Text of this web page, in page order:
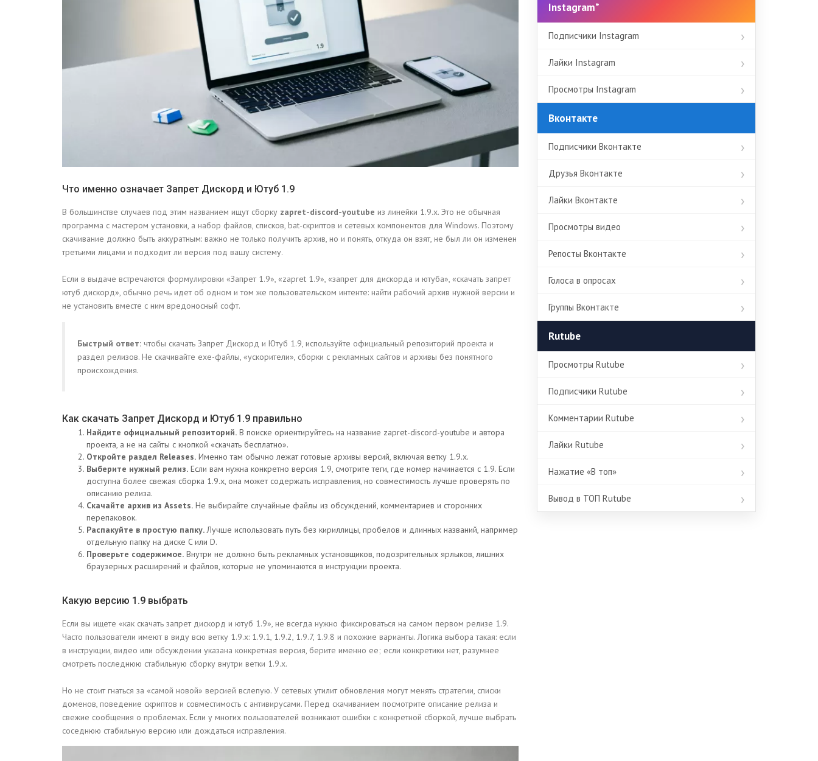
Что именно означает Запрет Дискорд и Ютуб 1.9
В большинстве случаев под этим названием ищут сборку zapret-discord-youtube из линейки 1.9.x. Это не обычная
программа с мастером установки, а набор файлов, списков, bat-скриптов и сетевых компонентов для Windows. Поэтому
скачивание должно быть аккуратным: важно не только получить архив, но и понять, откуда он взят, не был ли он изменен
третьими лицами и подходит ли версия под вашу систему.
Если в выдаче встречаются формулировки «Запрет 1.9», «zapret 1.9», «запрет для дискорда и ютуба», «скачать запрет
ютуб дискорд», обычно речь идет об одном и том же пользовательском интенте: найти рабочий архив нужной версии и
не установить вместе с ним вредоносный софт.
Быстрый ответ: чтобы скачать Запрет Дискорд и Ютуб 1.9, используйте официальный репозиторий проекта и
раздел релизов. Не скачивайте exe-файлы, «ускорители», сборки с рекламных сайтов и архивы без понятного
происхождения.
Как скачать Запрет Дискорд и Ютуб 1.9 правильно
Найдите официальный репозиторий. В поиске ориентируйтесь на название zapret-discord-youtube и автора
проекта, а не на сайты с кнопкой «скачать бесплатно».
Откройте раздел Releases. Именно там обычно лежат готовые архивы версий, включая ветку 1.9.x.
Выберите нужный релиз. Если вам нужна конкретно версия 1.9, смотрите теги, где номер начинается с 1.9. Если
доступна более свежая сборка 1.9.x, она может содержать исправления, но совместимость лучше проверять по
описанию релиза.
Скачайте архив из Assets. Не выбирайте случайные файлы из обсуждений, комментариев и сторонних
перепаковок.
Распакуйте в простую папку.Лучше использовать путь без кириллицы, пробелов и длинных названий, например
отдельную папку на диске C или D.
Проверьте содержимое. Внутри не должно быть рекламных установщиков, подозрительных ярлыков, лишних
браузерных расширений и файлов, которые не упоминаются в инструкции проекта.
Какую версию 1.9 выбрать
Если вы ищете «как скачать запрет дискорд и ютуб 1.9», не всегда нужно фиксироваться на самом первом релизе 1.9.
Часто пользователи имеют в виду всю ветку 1.9.x: 1.9.1, 1.9.2, 1.9.7, 1.9.8 и похожие варианты. Логика выбора такая: если
в инструкции, видео или обсуждении указана конкретная версия, берите именно ее; если конкретики нет, разумнее
смотреть последнюю стабильную сборку внутри ветки 1.9.x.
Но не стоит гнаться за «самой новой» версией вслепую. У сетевых утилит обновления могут менять стратегии, списки
доменов, поведение скриптов и совместимость с антивирусами. Перед скачиванием посмотрите описание релиза и
свежие сообщения о проблемах. Если у многих пользователей возникают ошибки с конкретной сборкой, лучше выбрать
соседнюю стабильную версию или дождаться исправления.
Instagram*
Подписчики Instagram
Лайки Instagram
Просмотры Instagram
Вконтакте
Подписчики Вконтакте
Друзья Вконтакте
Лайки Вконтакте
Просмотры видео
Репосты Вконтакте
Голоса в опросах
Группы Вконтакте
Rutube
Просмотры Rutube
Подписчики Rutube
Комментарии Rutube
Лайки Rutube
Нажатие «В топ»
Вывод в ТОП Rutube